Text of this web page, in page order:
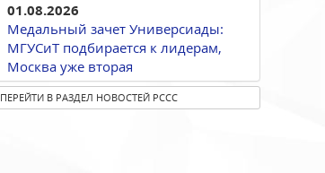
01.08.2026
Медальный зачет Универсиады:
МГУСиТ подбирается к лидерам,
Москва уже вторая
ПЕРЕЙТИ В РАЗДЕЛ НОВОСТЕЙ РССС